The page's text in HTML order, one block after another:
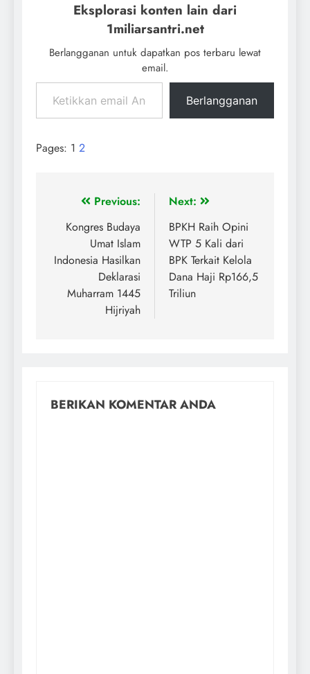
Eksplorasi konten lain dari
1miliarsantri.net
Berlangganan untuk dapatkan pos terbaru lewat
email.
Berlangganan
Pages: 1 2
Previous:
Kongres Budaya
Umat Islam
Indonesia Hasilkan
Deklarasi
Muharram 1445
Hijriyah
Next:
BPKH Raih Opini
WTP 5 Kali dari
BPK Terkait Kelola
Dana Haji Rp166,5
Triliun
BERIKAN KOMENTAR ANDA